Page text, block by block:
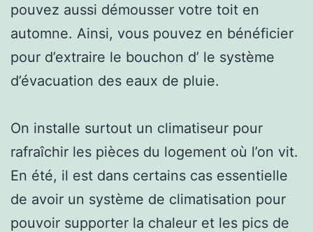
pouvez aussi démousser votre toit en
automne. Ainsi, vous pouvez en bénéficier
pour d’extraire le bouchon d’ le système
d’évacuation des eaux de pluie.
On installe surtout un climatiseur pour
rafraîchir les pièces du logement où l’on vit.
En été, il est dans certains cas essentielle
de avoir un système de climatisation pour
pouvoir supporter la chaleur et les pics de